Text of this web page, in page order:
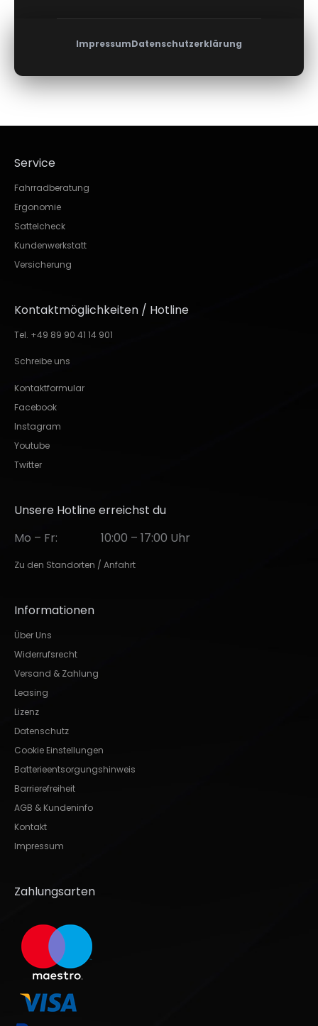
ImpressumDatenschutzerklärung
Service
Fahrradberatung
Ergonomie
Sattelcheck
Kundenwerkstatt
Versicherung
Kontaktmöglichkeiten / Hotline
Tel. +49 89 90 41 14 901
Schreibe uns
Kontaktformular
Facebook
Instagram
Youtube
Twitter
Unsere Hotline erreichst du
Mo – Fr:
10:00 – 17:00 Uhr
Zu den Standorten / Anfahrt
Informationen
Über Uns
Widerrufsrecht
Versand & Zahlung
Leasing
Lizenz
Datenschutz
Cookie Einstellungen
Batterieentsorgungshinweis
Barrierefreiheit
AGB & Kundeninfo
Kontakt
Impressum
Zahlungsarten